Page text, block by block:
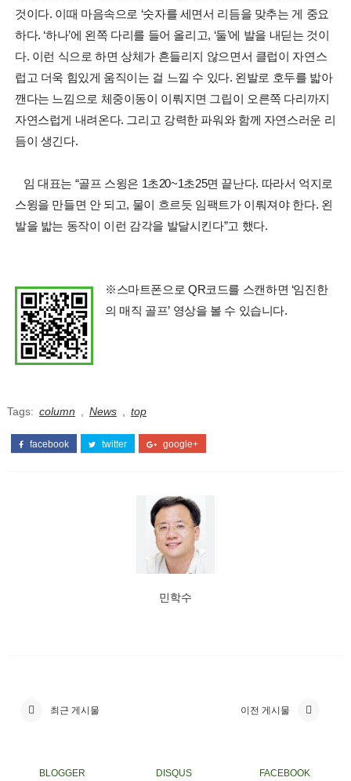
것이다. 이때 마음속으로 ‘숫자를 세면서 리듬을 맞추는 게 중요
하다. ‘하나’에 왼쪽 다리를 들어 올리고, ‘둘’에 발을 내딛는 것이
다. 이런 식으로 하면 상체가 흔들리지 않으면서 클럽이 자연스
럽고 더욱 힘있게 움직이는 걸 느낄 수 있다. 왼발로 호두를 밟아
깬다는 느낌으로 체중이동이 이뤄지면 그립이 오른쪽 다리까지
자연스럽게 내려온다. 그리고 강력한 파워와 함께 자연스러운 리
듬이 생긴다.
임 대표는 “골프 스윙은 1초20~1초25면 끝난다. 따라서 억지로
스윙을 만들면 안 되고, 물이 흐르듯 임팩트가 이뤄져야 한다. 왼
발을 밟는 동작이 이런 감각을 발달시킨다”고 했다.
※스마트폰으로 QR코드를 스캔하면 ‘임진한
의 매직 골프’ 영상을 볼 수 있습니다.
Tags: column News top
facebook twitter google+
민학수
최근 게시물 이전 게시물
BLOGGER DISQUS FACEBOOK